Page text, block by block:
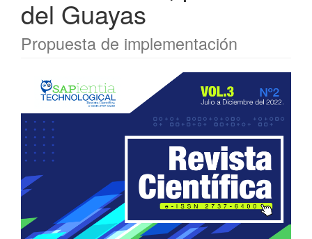
del Guayas
Propuesta de implementación
Barra
lateral
del
artículo